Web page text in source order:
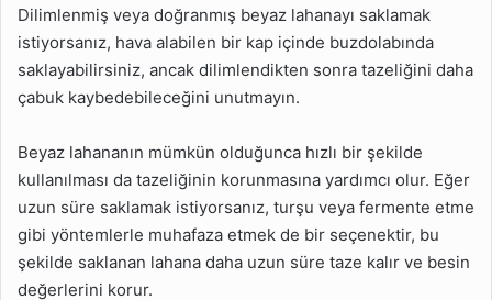
Dilimlenmiş veya doğranmış beyaz lahanayı saklamak
istiyorsanız, hava alabilen bir kap içinde buzdolabında
saklayabilirsiniz, ancak dilimlendikten sonra tazeliğini daha
çabuk kaybedebileceğini unutmayın.
Beyaz lahananın mümkün olduğunca hızlı bir şekilde
kullanılması da tazeliğinin korunmasına yardımcı olur. Eğer
uzun süre saklamak istiyorsanız, turşu veya fermente etme
gibi yöntemlerle muhafaza etmek de bir seçenektir, bu
şekilde saklanan lahana daha uzun süre taze kalır ve besin
değerlerini korur.